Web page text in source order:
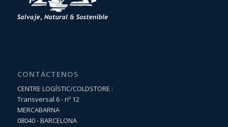
CONTÁCTENOS
CENTRE LOGÍSTIC/COLDSTORE :
Transversal 6 - nº 12
MERCABARNA
08040 - BARCELONA